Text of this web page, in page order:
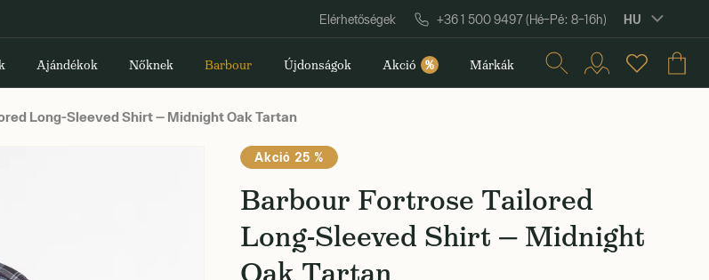
Elérhetőségek +36 1 500 9497 (Hé–Pé: 8–16h) HU
Ajándékok Nőknek Barbour Újdonságok Akció % Márkák
Long-Sleeved Shirt — Midnight Oak Tartan
Akció 25 %
Barbour Fortrose Tailored
Long-Sleeved Shirt — Midnight